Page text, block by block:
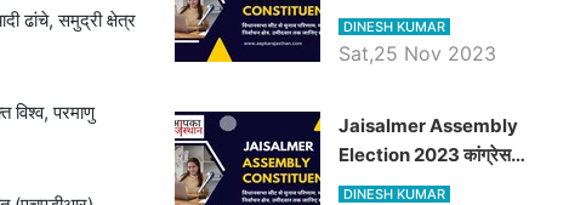
ढांचे, समुद्री क्षेत्र
विश्व, परमाणु
हरीश चौधरी तो बालाराम मुंड होंगे
भाजपा उम्मीदवार, जानिये बायतू
DINESH KUMAR
Sat,25 Nov 2023
​​​​​​​Jaisalmer Assembly
Election 2023 कांग्रेस
रूपा राम मेघवाल तो छोटु सिंह
DINESH KUMAR